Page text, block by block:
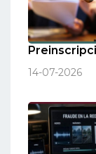
14-07-2026